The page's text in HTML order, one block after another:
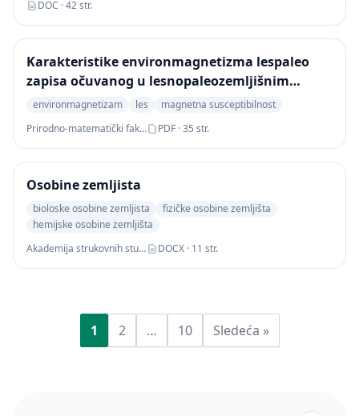
DOC · 42 str.
Karakteristike environmagnetizma lespaleo
zapisa očuvanog u lesnopaleozemljišnim
sekvencama lokaliteta
environmagnetizam les
magnetna susceptibilnost
Prirodno-matematički fakultet
PDF · 35 str.
Osobine zemljista
bioloske osobine zemljista
fizičke osobine zemljišta
hemijske osobine zemljišta
Akademija strukovnih studija Južna Srbija
DOCX · 11 str.
1 2 … 10 Sledeća »